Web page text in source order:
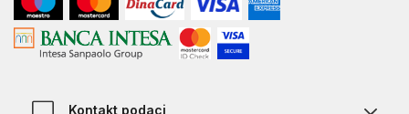
Kontakt podaci